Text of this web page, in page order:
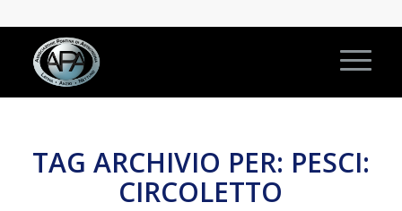
TAG ARCHIVIO PER: PESCI:
CIRCOLETTO